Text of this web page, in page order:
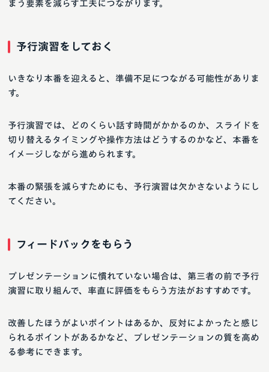
まう要素を減らす工夫につながります。
予行演習をしておく
いきなり本番を迎えると、準備不足につながる可能性がありま
す。
予行演習では、どのくらい話す時間がかかるのか、スライドを
切り替えるタイミングや操作方法はどうするのかなど、本番を
イメージしながら進められます。
本番の緊張を減らすためにも、予行演習は欠かさないようにし
てください。
フィードバックをもらう
プレゼンテーションに慣れていない場合は、第三者の前で予行
演習に取り組んで、率直に評価をもらう方法がおすすめです。
改善したほうがよいポイントはあるか、反対によかったと感じ
られるポイントがあるかなど、プレゼンテーションの質を高め
る参考にできます。